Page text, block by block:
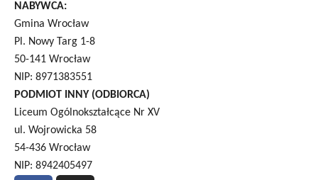
NABYWCA:
Gmina Wrocław
Pl. Nowy Targ 1-8
50-141 Wrocław
NIP: 8971383551
PODMIOT INNY (ODBIORCA)
Liceum Ogólnokształcące Nr XV
ul. Wojrowicka 58
54-436 Wrocław
NIP: 8942405497